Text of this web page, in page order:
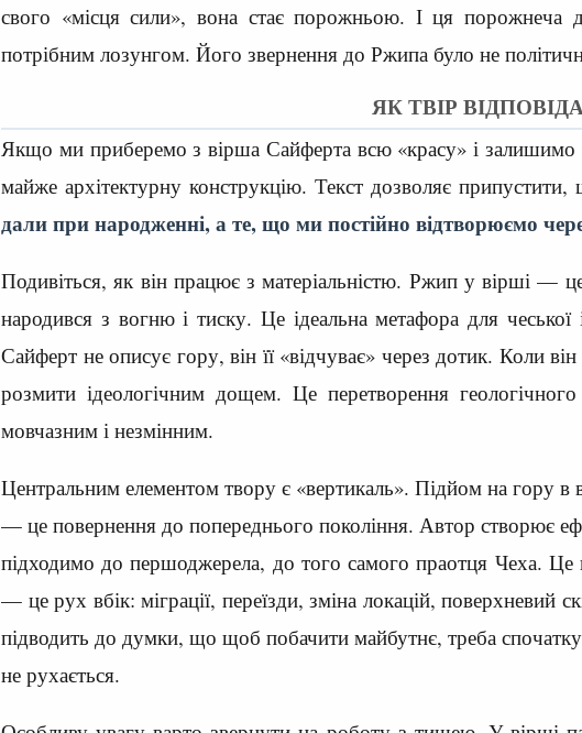
свого «місця сили», вона стає порожньою. І ця порожнеча
потрібним лозунгом. Його звернення до Ржипа було не
ЯК ТВІР
Якщо ми приберемо з вірша Сайферта всю «красу» і
майже архітектурну конструкцію. Текст дозволяє
дали при народженні, а те, що ми постійно відтворюємо
Подивіться, як він працює з матеріальністю. Ржип у вірші —
народився з вогню і тиску. Це ідеальна метафора для чеської
Сайферт не описує гору, він її «відчуває» через дотик. Коли
розмити ідеологічним дощем. Це перетворення
мовчазним і незмінним.
Центральним елементом твору є «вертикаль». Підйом на гору
— це повернення до попереднього покоління. Автор створює
підходимо до першоджерела, до того самого праотця Чеха. Це
— це рух вбік: міграції, переїзди, зміна локацій, поверхневий
підводить до думки, що щоб побачити майбутнє, треба спочатку
не рухається.